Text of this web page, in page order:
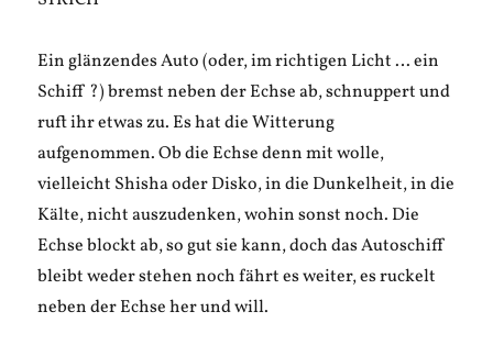
Ein glänzendes Auto (oder, im richtigen Licht … ein
Schiff ?) bremst neben der Echse ab, schnuppert und
ruft ihr etwas zu. Es hat die Witterung
aufgenommen. Ob die Echse denn mit wolle,
vielleicht Shisha oder Disko, in die Dunkelheit, in die
Kälte, nicht auszudenken, wohin sonst noch. Die
Echse blockt ab, so gut sie kann, doch das Autoschiff
bleibt weder stehen noch fährt es weiter, es ruckelt
neben der Echse her und will.